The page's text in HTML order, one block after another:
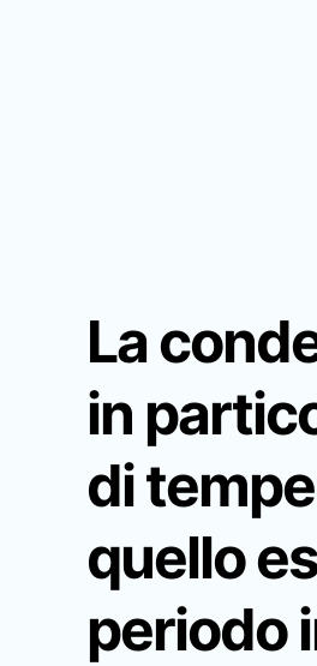
La
in
di
quello
periodo